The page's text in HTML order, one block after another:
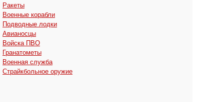
Ракеты
Военные корабли
Подводные лодки
Авианосцы
Войска ПВО
Гранатометы
Военная служба
Страйкбольное оружие